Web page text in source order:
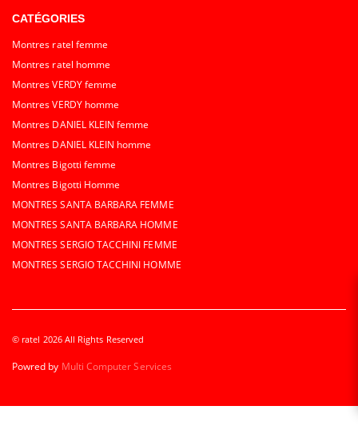
CATÉGORIES
Montres ratel femme
Montres ratel homme
Montres VERDY femme
Montres VERDY homme
Montres DANIEL KLEIN femme
Montres DANIEL KLEIN homme
Montres Bigotti femme
Montres Bigotti Homme
MONTRES SANTA BARBARA FEMME
MONTRES SANTA BARBARA HOMME
MONTRES SERGIO TACCHINI FEMME
MONTRES SERGIO TACCHINI HOMME
© ratel 2026 All Rights Reserved
Powred by Multi Computer Services